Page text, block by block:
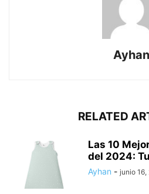
Ayhan
RELATED
Las 10
del 2024:
Ayhan - junio 16,